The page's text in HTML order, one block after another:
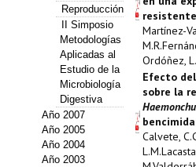
Equipo Editorial
Leer revista ITEA
Directrices para autores/as
Políticas Editoriales
Propuesta Volumen Especial
Reproducción
II Simposio
Metodologías
Aplicadas al
Estudio de la
Microbiología
Digestiva
Año 2007
Año 2005
Año 2004
Año 2003
Martínez-
Ordóñez,
Efecto
sobre la
Calvete,